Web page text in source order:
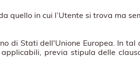
quello in cui l’Utente si trova ma
di Stati dell'Unione Europea. In tal
previa stipula delle